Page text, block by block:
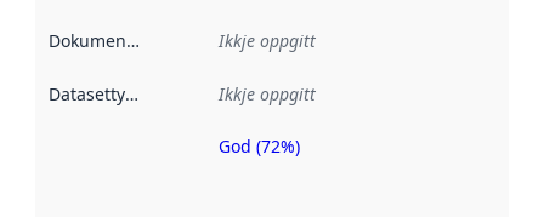
Dokumentasjon Ikkje oppgitt
Datasettype Ikkje oppgitt
Metadatakvalitet
God (72%)